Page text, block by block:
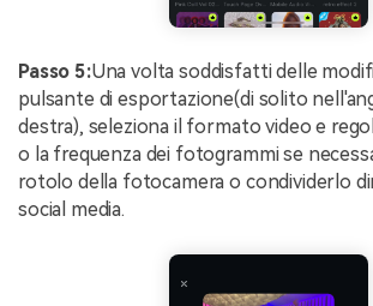
Passo 5:Una volta soddisfatti delle
pulsante di esportazione(di solito
destra), seleziona il formato video e
o la frequenza dei fotogrammi se
rotolo della fotocamera o condividerlo
social media.